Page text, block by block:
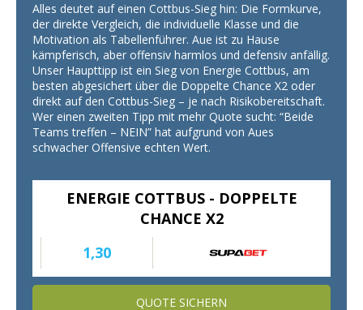
Alles deutet auf einen Cottbus-Sieg hin: Die Formkurve,
der direkte Vergleich, die individuelle Klasse und die
Motivation als Tabellenführer. Aue ist zu Hause
kämpferisch, aber offensiv harmlos und defensiv anfällig.
Unser Haupttipp ist ein Sieg von Energie Cottbus, am
besten abgesichert über die Doppelte Chance X2 oder
direkt auf den Cottbus-Sieg – je nach Risikobereitschaft.
Wer einen zweiten Tipp mit mehr Quote sucht: “Beide
Teams treffen – NEIN” hat aufgrund von Aues
schwacher Offensive echten Wert.
ENERGIE COTTBUS - DOPPELTE
CHANCE X2
1,30
QUOTE SICHERN